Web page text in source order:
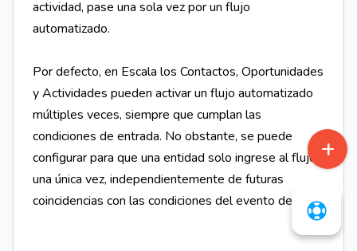
actividad, pase una sola vez por un flujo
automatizado.
Por defecto, en Escala los Contactos, Oportunidades
y Actividades pueden activar un flujo automatizado
múltiples veces, siempre que cumplan las
condiciones de entrada. No obstante, se puede
configurar para que una entidad solo ingrese al flujo
una única vez, independientemente de futuras
coincidencias con las condiciones del evento de inicio.